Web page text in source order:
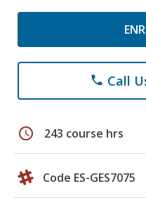
phone Call
schedule 243 course hrs
Code ES-GES7075